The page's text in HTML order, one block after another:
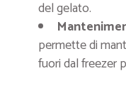
del gelato.
permette di
fuori dal freezer